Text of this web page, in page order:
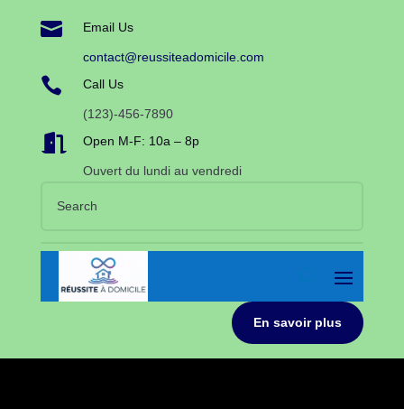
 Email Us
contact@reussiteadomicile.com
 Call Us
(123)-456-7890
 Open M-F: 10a – 8p
Ouvert du lundi au vendredi
En savoir plus